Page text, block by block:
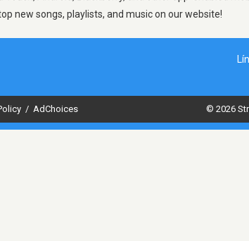
new songs, playlists, and music on our website!
/ AdChoices © 2026